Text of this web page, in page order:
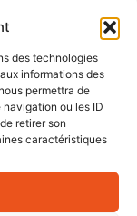
des technologies
informations des
permettra de
ou les ID
retirer son
caractéristiques